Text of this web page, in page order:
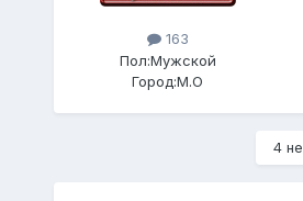
163
Пол:Мужской
Город:М.О
4